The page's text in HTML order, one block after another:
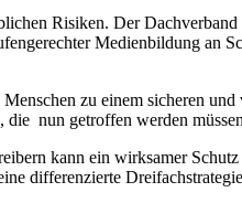
Risiken. Der
Medienbildung an
zu einem sicheren
nun getroffen werden
kann ein wirksamer Schutz
differenzierte